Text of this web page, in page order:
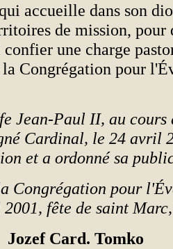
accueille dans son
de mission, pour
une charge
Congrégation pour
Jean-Paul II, au cours
Cardinal, le 24 avril
et a ordonné sa
Congrégation pour
fête de saint
Jozef Card. Tomko